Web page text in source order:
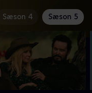
Sæson 4 Sæson 5